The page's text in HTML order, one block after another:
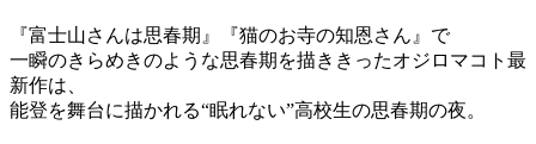
『富士山さんは思春期』『猫のお寺の知恩さん』で
一瞬のきらめきのような思春期を描ききったオジロマコト最
新作は、
能登を舞台に描かれる“眠れない”高校生の思春期の夜。